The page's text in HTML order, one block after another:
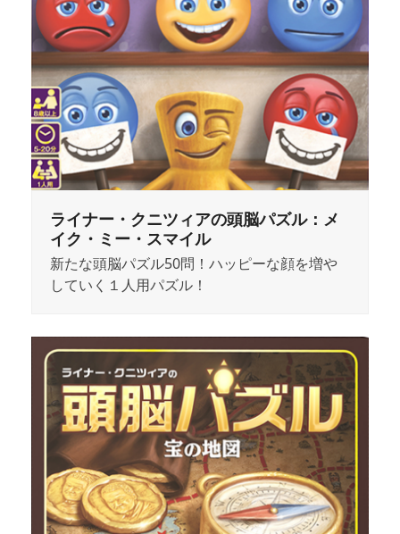
ライナー・クニツィアの頭脳パズル：メ
イク・ミー・スマイル
新たな頭脳パズル50問！ハッピーな顔を増や
していく１人用パズル！